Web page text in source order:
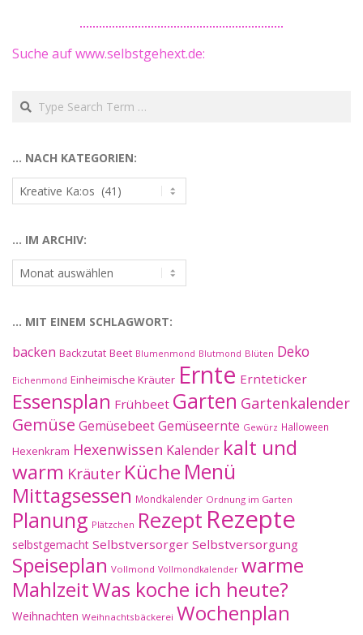
Suche auf www.selbstgehext.de:
Search
… NACH KATEGORIEN:
…
nach
… IM ARCHIV:
…
im
… MIT EINEM SCHLAGWORT:
backen Backzutat Beet Blumenmond Blutmond Blüten Deko
Eichenmond Einheimische Kräuter Ernte Ernteticker
Essensplan Frühbeet Garten Gartenkalender
Gemüse GemüsebeetGemüseernte Gewürz Halloween
Hexenkram Hexenwissen Kalender kalt und
warm Kräuter Küche Menü
Mittagsessen Mondkalender Ordnung im Garten
Planung Plätzchen Rezept Rezepte
selbstgemacht Selbstversorger Selbstversorgung
Speiseplan Vollmond Vollmondkalender warme
MahlzeitWas koche ich heute?
Weihnachten Weihnachtsbäckerei Wochenplan